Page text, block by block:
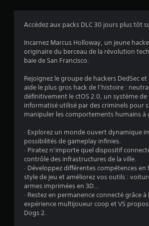
Accédez aux packs DLC 30 jours plus tôt
Incarnez Marcus Holloway, un jeune
originaire du berceau de la révolution
baie de San Francisco.
Rejoignez le groupe de hackers DedSec
aide le plus gros hack de l’histoire :
définitivement le ctOS 2.0, un système de
informatisé utilisé par des criminels pour
manipuler les comportements humains à
· Explorez un monde ouvert dynamique
possibilités de gameplay infinies.
· Piratez n’importe quel dispositif
contrôle des infrastructures de la ville.
· Développez différentes compétences
style de jeu et améliorez vos outils :
armes imprimées en 3D…
· Restez en permanence connecté grâce
expérience multijoueur coop et VS
Dogs 2.